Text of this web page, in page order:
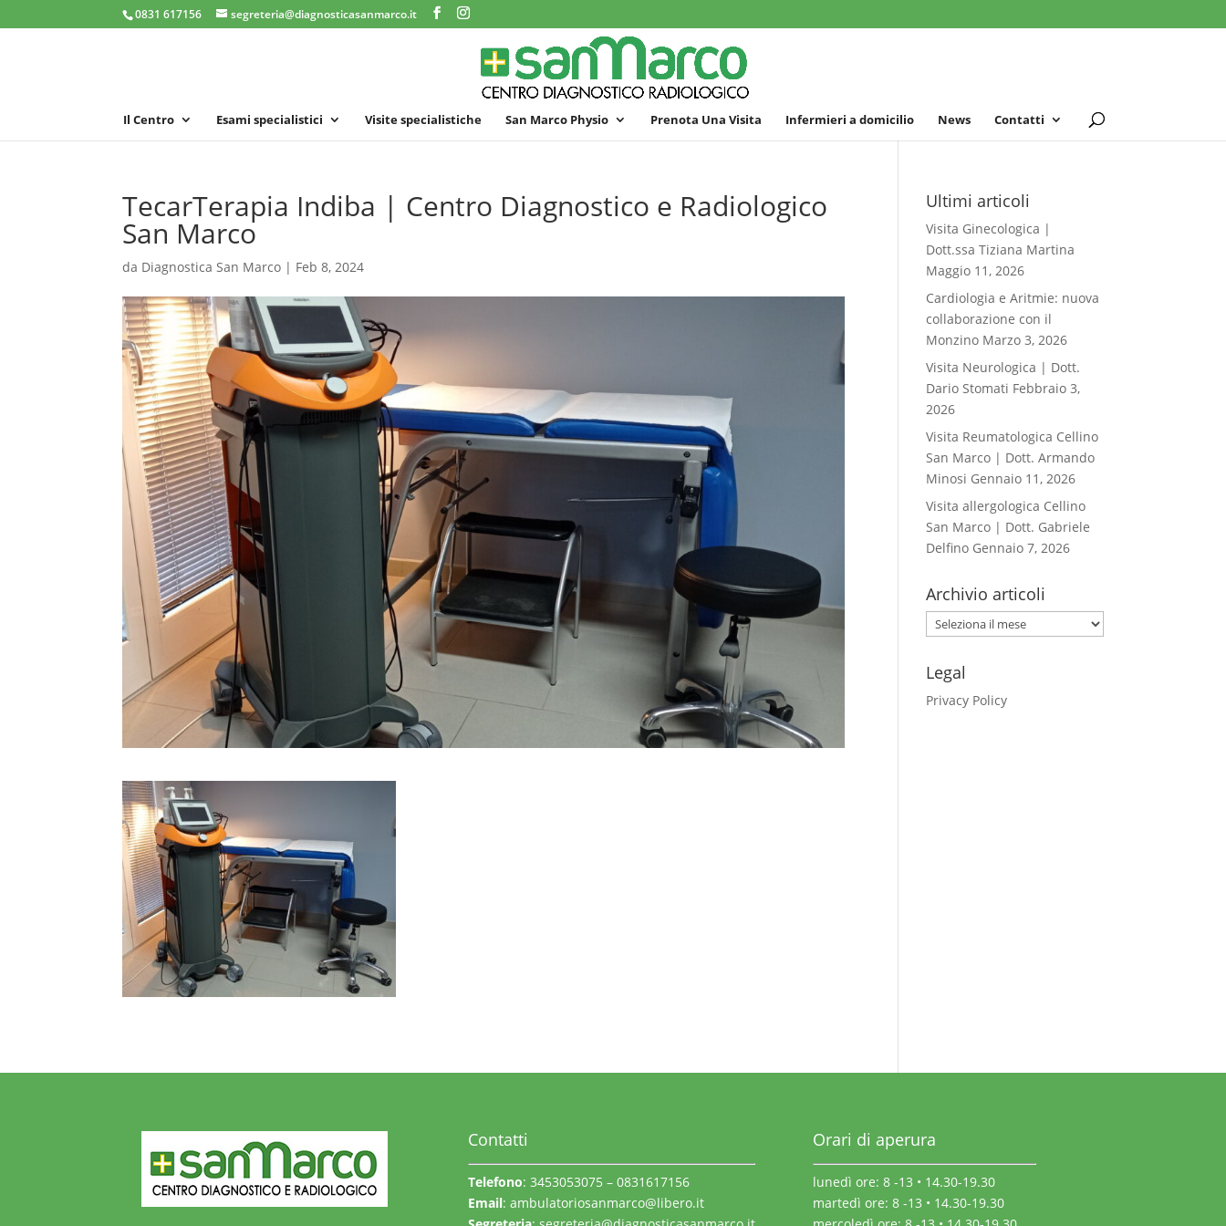
0831 617156 segreteria@diagnosticasanmarco.it
Il Centro Esami specialistici Visite specialistiche San Marco Physio Prenota Una Visita Infermieri a domicilio News Contatti
TecarTerapia Indiba | Centro Diagnostico e Radiologico
San Marco
da Diagnostica San Marco | Feb 8, 2024
Ultimi articoli
Visita Ginecologica |
Dott.ssa Tiziana Martina
Maggio 11, 2026
Cardiologia e Aritmie: nuova
collaborazione con il
Monzino Marzo 3, 2026
Visita Neurologica | Dott.
Dario Stomati Febbraio 3,
2026
Visita Reumatologica Cellino
San Marco | Dott. Armando
Minosi Gennaio 11, 2026
Visita allergologica Cellino
San Marco | Dott. Gabriele
Delfino Gennaio 7, 2026
Archivio articoli
Archivio
articoli
Legal
Privacy Policy
Contatti
Telefono: 3453053075 – 0831617156
Email: ambulatoriosanmarco@libero.it
Orari di aperura
lunedì ore: 8 -13 • 14.30-19.30
martedì ore: 8 -13 • 14.30-19.30